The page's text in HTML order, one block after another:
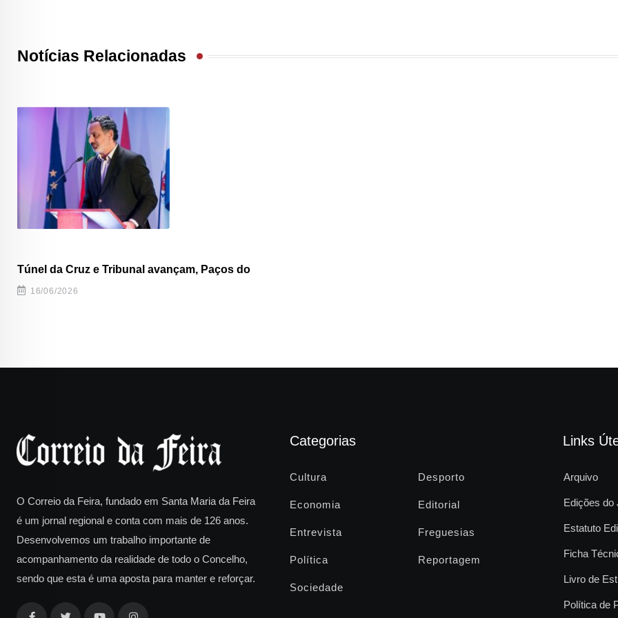
Notícias Relacionadas
Túnel da Cruz e Tribunal avançam, Paços do
16/06/2026
O Correio da Feira, fundado em Santa Maria da Feira
é um jornal regional e conta com mais de 126 anos.
Desenvolvemos um trabalho importante de
acompanhamento da realidade de todo o Concelho,
sendo que esta é uma aposta para manter e reforçar.
Categorias
Cultura Desporto
Economia Editorial
Entrevista Freguesias
Política Reportagem
Sociedade
Links
Arquivo
Edições do
Estatuto
Ficha
Livro de
Política de